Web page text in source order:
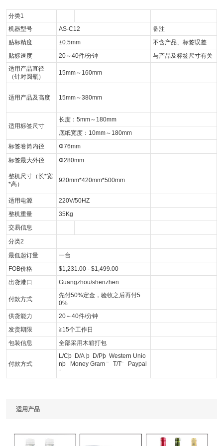
分类1
机器型号
AS-C12
备注
贴标精度
±0.5mm
不含产品、标签误差
贴标速度
20～40件/分钟
与产品及标签尺寸有关
适用产品直径
（针对圆瓶）
15mm～160mm
适用产品及高度 15mm～380mm
适用标签尺寸
长度：5mm～180mm
底纸宽度：10mm～180mm
标签卷筒内径
Φ76mm
标签最大外径
Φ280mm
整机尺寸（长*宽
*高）
920mm*420mm*500mm
适用电源
220V/50HZ
整机重量
35Kg
交易信息
分类2
最低起订量
一台
FOB价格
$1,231.00 - $1,499.00
出货港口
Guangzhou/shenzhen
付款方式
先付50%定金，验收之后再付5
0%
供货能力
20～40件/分钟
发货期限
≧15个工作日
包装信息
全部采用木箱打包
付款方式
L/Cþ D/A þ D/Pþ Western Unio
nþ Money Gram ¨ T/T¨ Paypal
¨
适用产品